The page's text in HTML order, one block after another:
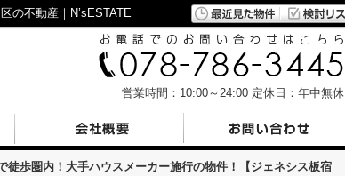
の不動産｜N’sESTATE
営業時間：10:00～24:00 定休日：年中無休
徒歩圏内！大手ハウスメーカー施行の物件！【ジェネシス板宿